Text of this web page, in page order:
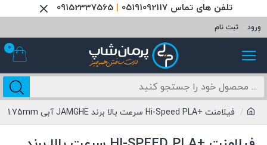
تلفن های تماس 05191092117 09152337565
ورود ثبت نام
0
فیلامنت +Hi-Speed PLA سرعت بالا برند JAMGHE آبی 1.75mm